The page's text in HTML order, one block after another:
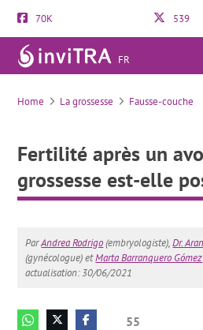
70K 539
FR
Home La grossesse Fausse-couche
Fertilité après un
grossesse est-elle
ParAndrea Rodrigo(embryologiste),Dr.
(gynécologue) etMarta Barranquero Gómez
actualisation: 30/06/2021
55